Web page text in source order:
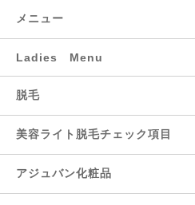
メニュー
Ladies Menu
脱毛
美容ライト脱毛チェック項目
アジュバン化粧品